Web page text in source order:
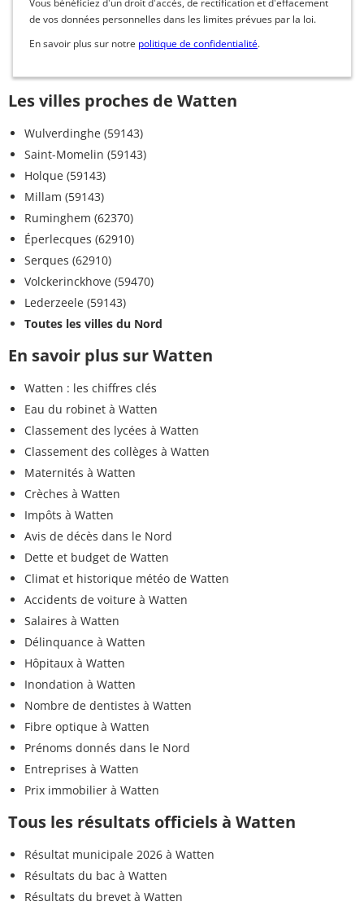
Vous bénéficiez d'un droit d'accès, de rectification et d'effacement
de vos données personnelles dans les limites prévues par la loi.
En savoir plus sur notre politique de confidentialité.
Les villes proches de Watten
Wulverdinghe (59143)
Saint-Momelin (59143)
Holque (59143)
Millam (59143)
Ruminghem (62370)
Éperlecques (62910)
Serques (62910)
Volckerinckhove (59470)
Lederzeele (59143)
Toutes les villes du Nord
En savoir plus sur Watten
Watten : les chiffres clés
Eau du robinet à Watten
Classement des lycées à Watten
Classement des collèges à Watten
Maternités à Watten
Crèches à Watten
Impôts à Watten
Avis de décès dans le Nord
Dette et budget de Watten
Climat et historique météo de Watten
Accidents de voiture à Watten
Salaires à Watten
Délinquance à Watten
Hôpitaux à Watten
Inondation à Watten
Nombre de dentistes à Watten
Fibre optique à Watten
Prénoms donnés dans le Nord
Entreprises à Watten
Prix immobilier à Watten
Tous les résultats officiels à Watten
Résultat municipale 2026 à Watten
Résultats du bac à Watten
Résultats du brevet à Watten